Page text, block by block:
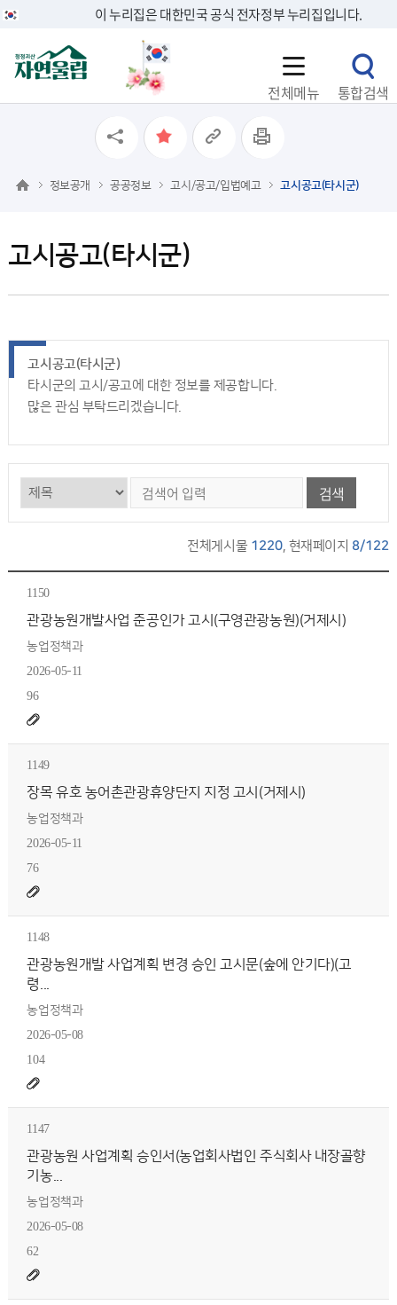
이 누리집은 대한민국 공식 전자정부 누리집입니다.
전체메뉴 통합검색
고시공고(타시군)
정보공개 공공정보 고시/공고/입법예고 고시공고(타시군)
고시공고(타시군)
타시군의 고시/공고에 대한 정보를 제공합니다.
많은 관심 부탁드리겠습니다.
검색
전체게시물 1220, 현재페이지 8/122
1150
관광농원개발사업 준공인가 고시(구영관광농원)(거제시)
농업정책과
2026-05-11
96
1149
장목 유호 농어촌관광휴양단지 지정 고시(거제시)
농업정책과
2026-05-11
76
1148
관광농원개발 사업계획 변경 승인 고시문(숲에 안기다)(고
령...
농업정책과
2026-05-08
104
1147
관광농원 사업계획 승인서(농업회사법인 주식회사 내장골향
기농...
농업정책과
2026-05-08
62